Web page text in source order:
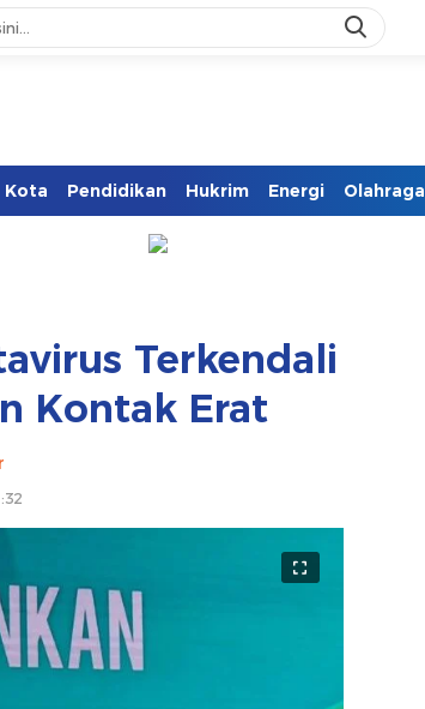
Kota Pendidikan Hukrim Energi Olahraga
Terkendali
Kontak Erat